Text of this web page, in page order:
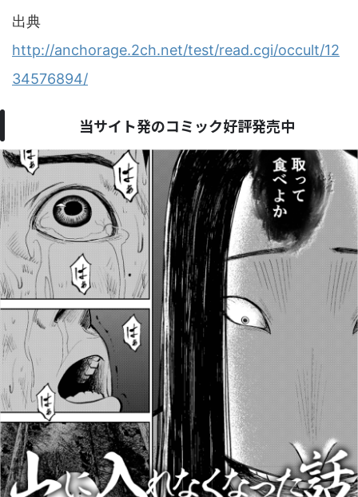
出典
http://anchorage.2ch.net/test/read.cgi/occult/12
34576894/
当サイト発のコミック好評発売中